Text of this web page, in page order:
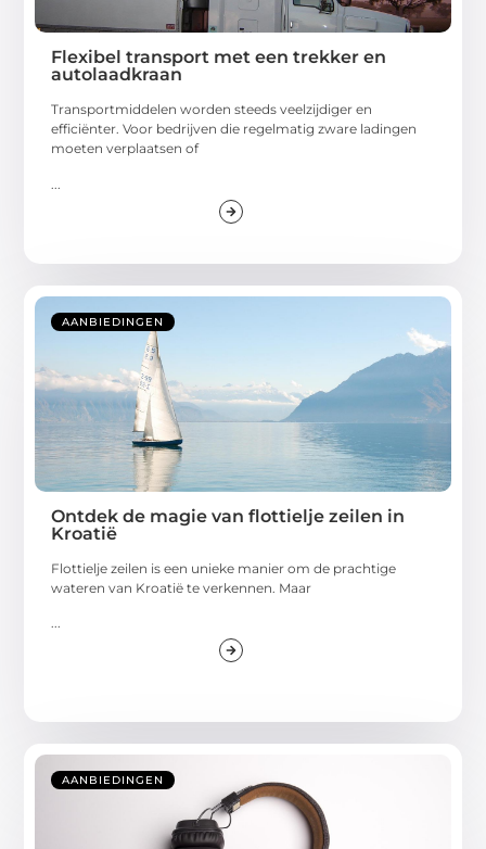
Flexibel transport met een trekker en
autolaadkraan
Transportmiddelen worden steeds veelzijdiger en
efficiënter. Voor bedrijven die regelmatig zware ladingen
moeten verplaatsen of
AANBIEDINGEN
Ontdek de magie van flottielje zeilen in
Kroatië
Flottielje zeilen is een unieke manier om de prachtige
wateren van Kroatië te verkennen. Maar
AANBIEDINGEN